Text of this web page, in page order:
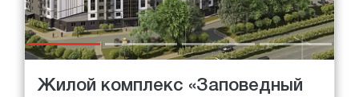
Жилой комплекс «Заповедный